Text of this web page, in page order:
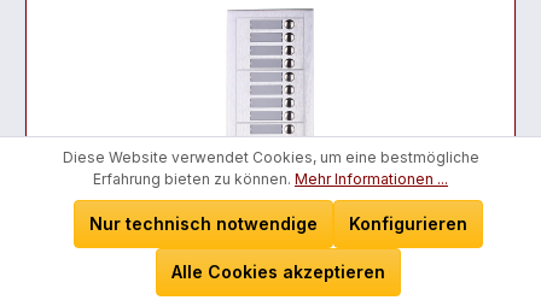
16 Tasten Erweiterung für PL619-X
(Unterputz)
Diese Website verwendet Cookies, um eine bestmögliche
Erfahrung bieten zu können. Mehr Informationen ...
Nur technisch notwendige Konfigurieren
Alle Cookies akzeptieren